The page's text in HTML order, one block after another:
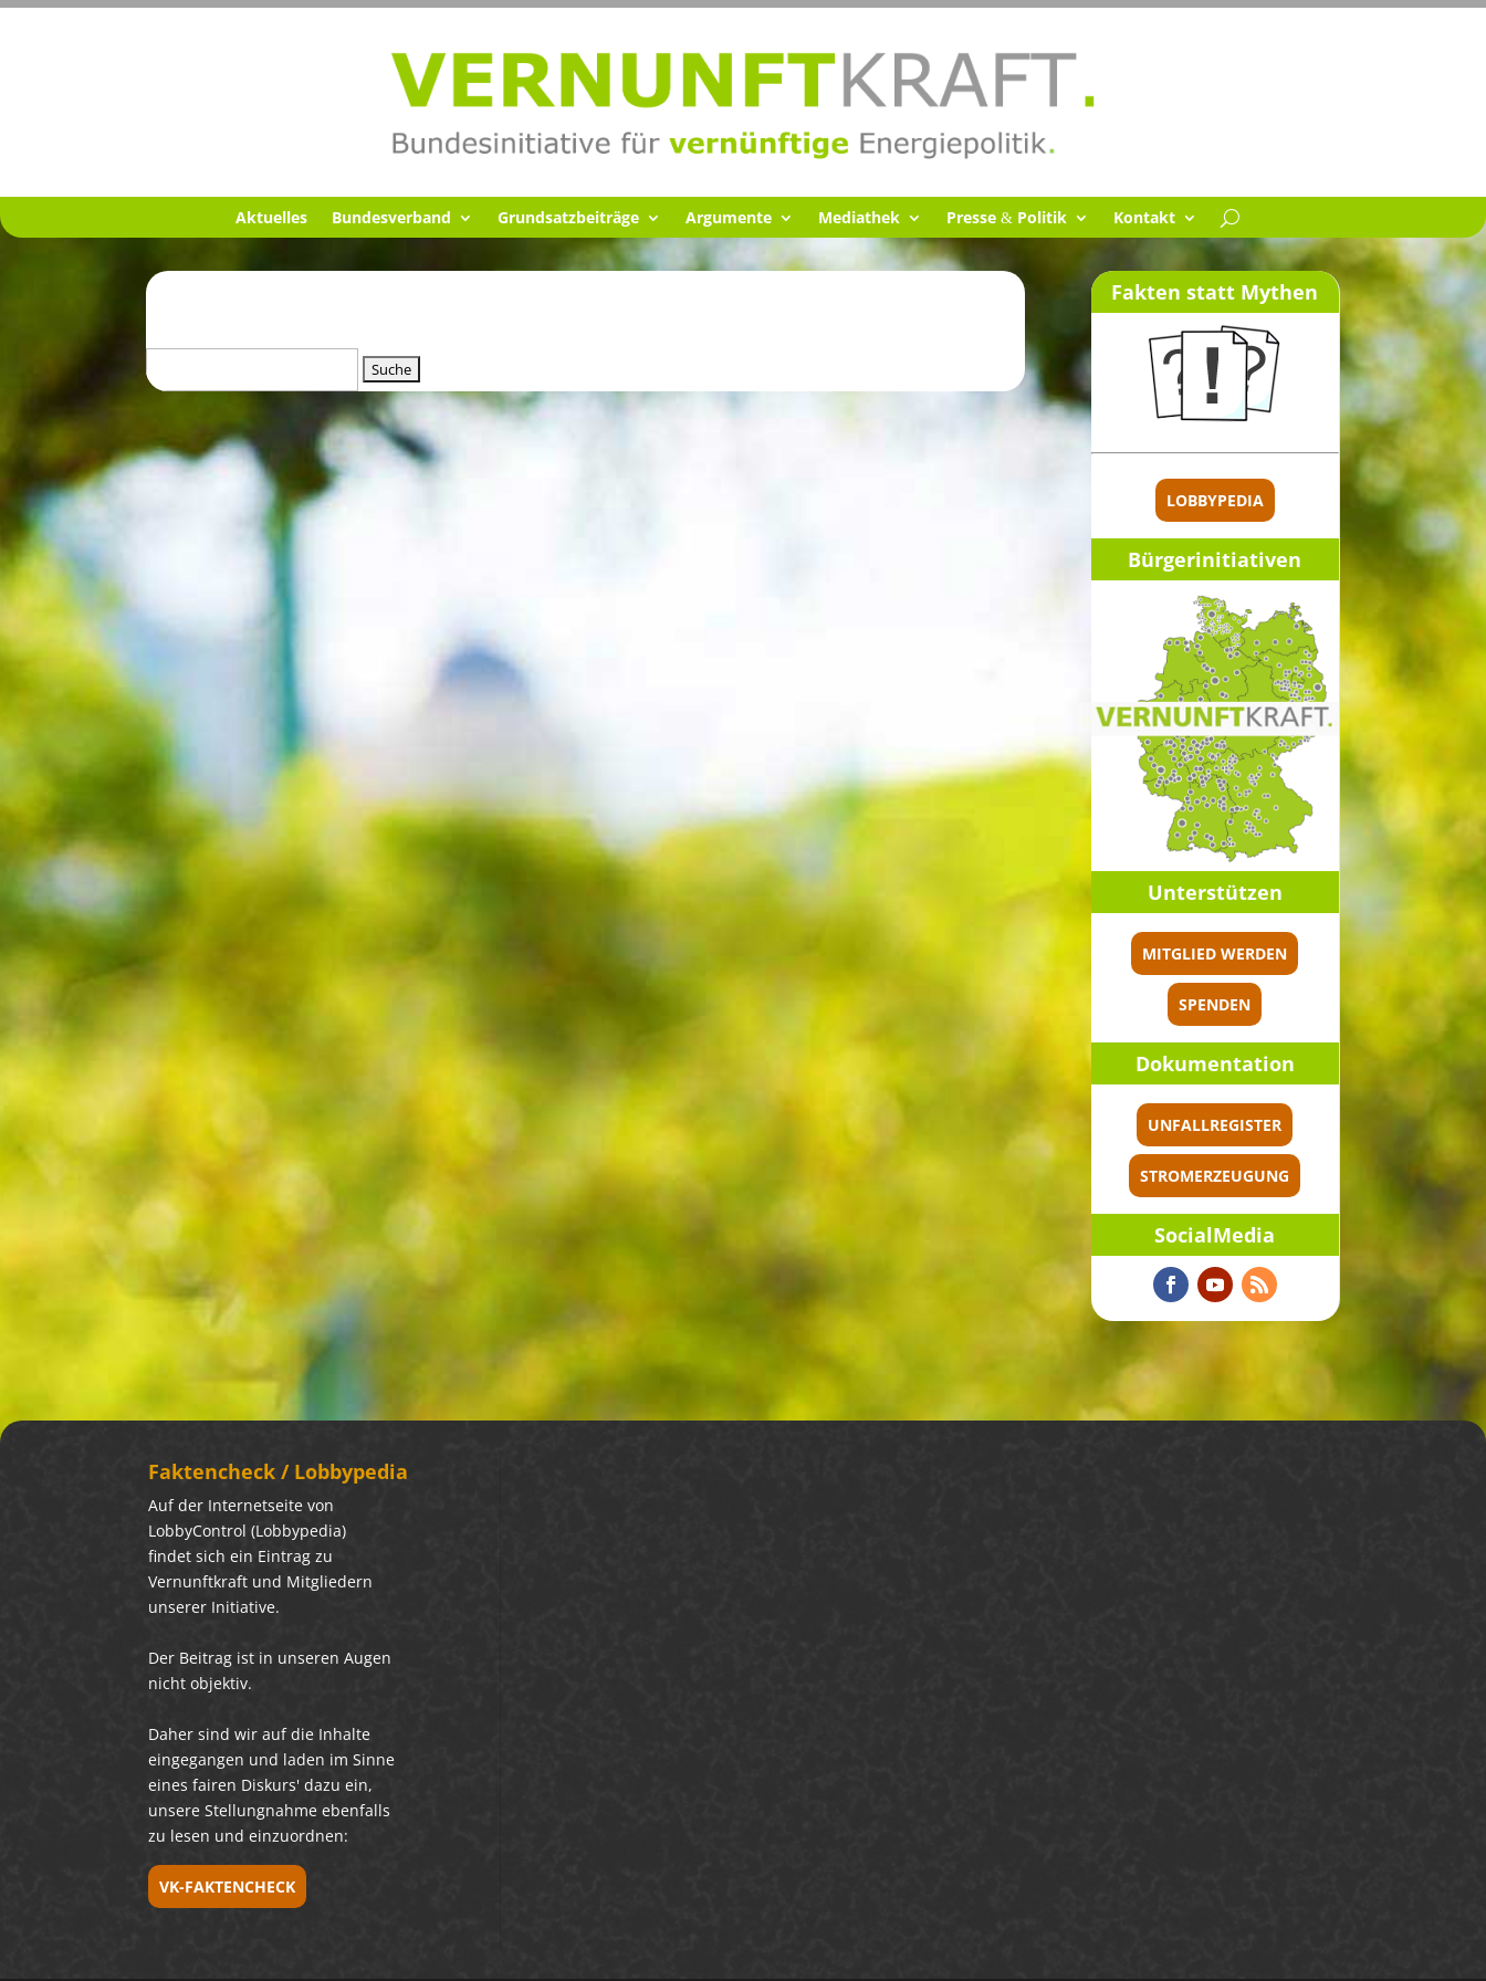
Aktuel­les Bundes­ver­band Grund­satz­bei­träge Argumente Media­thek Presse &Politik Kontakt
nach:
Fakten statt Mythen
LOBBYPEDIA
Bürger­initia­ti­ven
Unter­stüt­zen
MITGLIED WERDEN
SPENDEN
Dokumen­ta­tion
UNFALLREGISTER
STROMERZEUGUNG
Social­Me­dia
Fakten­check / Lobbypedia
Auf der Internetseite von
LobbyControl (Lobbypedia)
findet sich ein Eintrag zu
Vernunftkraft und Mitgliedern
unserer Initiative.
Der Beitrag ist in unseren Augen
nicht objektiv.
Daher sind wir auf die Inhalte
eingegangen und laden im Sinne
eines fairen Diskurs' dazu ein,
unsere Stellungnahme ebenfalls
zu lesen und einzuordnen:
VK-FAKTENCHECK